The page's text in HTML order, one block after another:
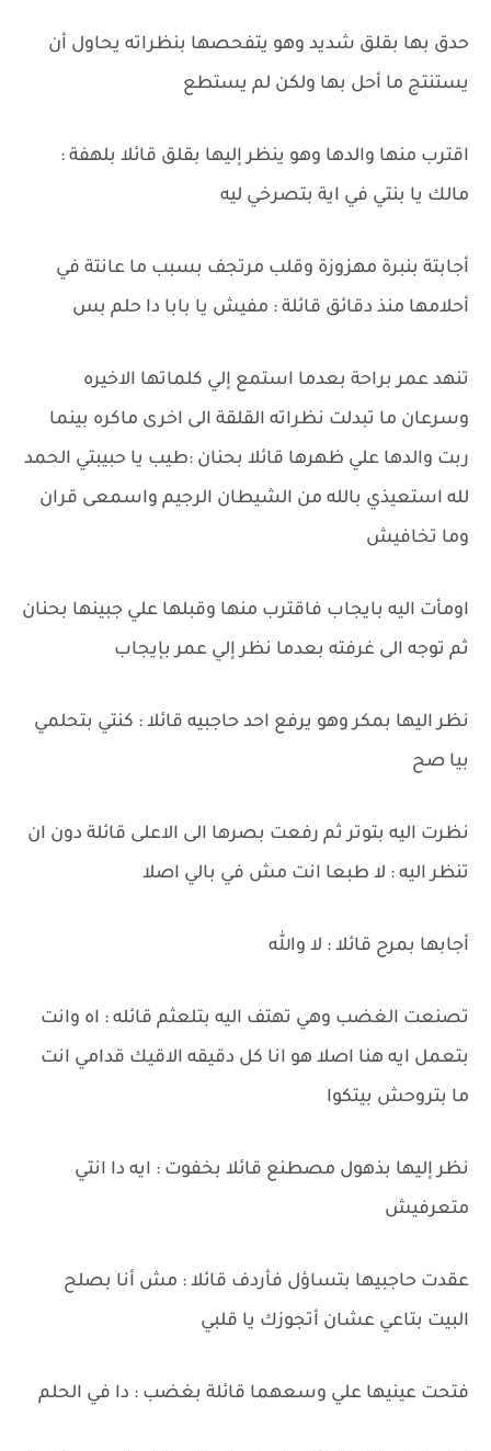
حدق بها بقلق شديد وهو يتفحصها بنظراته يحاول أن
يستنتج ما أحل بها ولكن لم يستطع
اقترب منها والدها وهو ينظر إليها بقلق قائلا بلهفة :
مالك يا بنتي في اية بتصرخي ليه
أجابتة بنبرة مهزوزة وقلب مرتجف بسبب ما عانتة في
أحلامها منذ دقائق قائلة : مفيش يا بابا دا حلم بس
تنهد عمر براحة بعدما استمع إلي كلماتها الاخيره
وسرعان ما تبدلت نظراته القلقة الى اخرى ماكره بينما
ربت والدها علي ظهرها قائلا بحنان :طيب يا حبيبتي الحمد
لله استعيذي بالله من الشيطان الرجيم واسمعى قران
وما تخافيش
اومأت اليه بايجاب فاقترب منها وقبلها علي جبينها بحنان
ثم توجه الى غرفته بعدما نظر إلي عمر بإيجاب
نظر اليها بمكر وهو يرفع احد حاجبيه قائلا : كنتي بتحلمي
بيا صح
نظرت اليه بتوتر ثم رفعت بصرها الى الاعلى قائلة دون ان
تنظر اليه : لا طبعا انت مش في بالي اصلا
أجابها بمرح قائلا : لا والله
تصنعت الغضب وهي تهتف اليه بتلعثم قائله : اه وانت
بتعمل ايه هنا اصلا هو انا كل دقيقه الاقيك قدامي انت
ما بتروحش بيتكوا
نظر إليها بذهول مصطنع قائلا بخفوت : ايه دا انتي
متعرفيش
عقدت حاجبيها بتساؤل فأردف قائلا : مش أنا بصلح
البيت بتاعي عشان أتجوزك يا قلبي
فتحت عينيها علي وسعهما قائلة بغضب : دا في الحلم